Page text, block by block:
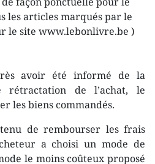
les articles marqués par le
le site www.lebonlivre.be )
avoir été informé de la
de l’achat, le
les biens commandés.
de rembourser les frais
a choisi un mode de
le moins coûteux proposé